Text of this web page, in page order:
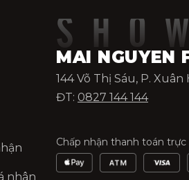
nhân
MAI NGUYEN
144 Võ Thị Sáu, P. Xuân
ĐT: 0827 144 144
Chấp nhận thanh toán